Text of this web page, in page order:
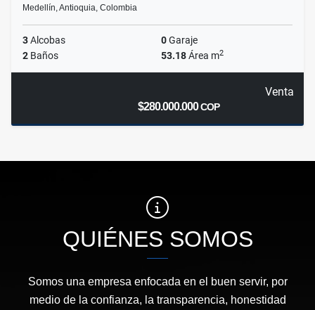
Medellín, Antioquia, Colombia
3Alcobas 0Garaje
2 Baños 53.18Área m2
Venta
$280.000.000COP
QUIÉNES SOMOS
Somos una empresa enfocada en el buen servir, por
medio de la confianza, la transparencia, honestidad